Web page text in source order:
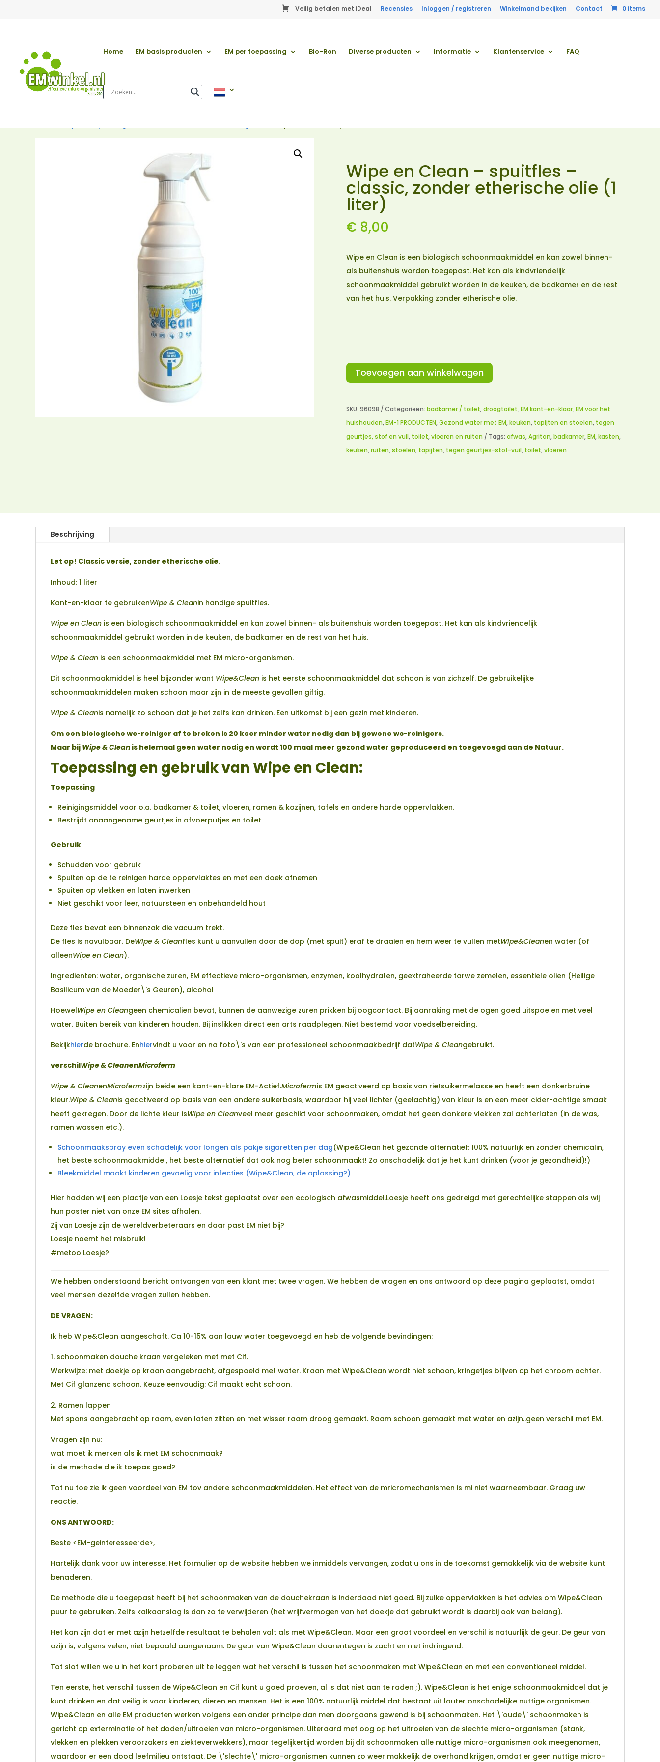
Veilig betalen met iDeal Recensies Inloggen / registreren Winkelmand bekijken Contact 0 items
Home EM basis producten EM per toepassing Bio-Ron Diverse producten Informatie Klantenservice FAQ
Wipe en Clean – spuitfles –
classic, zonder etherische olie (1
liter)
€ 8,00
Wipe en Clean is een biologisch schoonmaakmiddel en kan zowel binnen-
als buitenshuis worden toegepast. Het kan als kindvriendelijk
schoonmaakmiddel gebruikt worden in de keuken, de badkamer en de rest
van het huis. Verpakking zonder etherische olie.
Toevoegen aan winkelwagen
SKU: 96098 Categorieën: badkamer / toilet,droogtoilet,EM kant-en-klaar,EM voor het
huishouden,EM-1 PRODUCTEN,Gezond water met EM,keuken, tapijten en stoelen, tegen
geurtjes, stof en vuil, toilet,vloeren en ruiten Tags: afwas,Agriton,badkamer,EM,kasten,
keuken,ruiten,stoelen, tapijten, tegen geurtjes-stof-vuil, toilet,vloeren
Beschrijving
Let op! Classic versie, zonder etherische olie.
Inhoud: 1 liter
Kant-en-klaar te gebruikenWipe & Cleanin handige spuitfles.
Wipe en Clean is een biologisch schoonmaakmiddel en kan zowel binnen- als buitenshuis worden toegepast. Het kan als kindvriendelijk
schoonmaakmiddel gebruikt worden in de keuken, de badkamer en de rest van het huis.
Wipe & Clean is een schoonmaakmiddel met EM micro-organismen.
Dit schoonmaakmiddel is heel bijzonder want Wipe&Clean is het eerste schoonmaakmiddel dat schoon is van zichzelf. De gebruikelijke
schoonmaakmiddelen maken schoon maar zijn in de meeste gevallen giftig.
Wipe & Cleanis namelijk zo schoon dat je het zelfs kan drinken. Een uitkomst bij een gezin met kinderen.
Om een biologische wc-reiniger af te breken is 20 keer minder water nodig dan bij gewone wc-reinigers.
Maar bij Wipe & Clean is helemaal geen water nodig en wordt 100 maal meer gezond water geproduceerd en toegevoegd aan de Natuur.
Toepassing en gebruik van Wipe en Clean:
Toepassing
Reinigingsmiddel voor o.a. badkamer & toilet, vloeren, ramen & kozijnen, tafels en andere harde oppervlakken.
Bestrijdt onaangename geurtjes in afvoerputjes en toilet.
Gebruik
Schudden voor gebruik
Spuiten op de te reinigen harde oppervlaktes en met een doek afnemen
Spuiten op vlekken en laten inwerken
Niet geschikt voor leer, natuursteen en onbehandeld hout
Deze fles bevat een binnenzak die vacuum trekt.
De fles is navulbaar. DeWipe & Cleanfles kunt u aanvullen door de dop (met spuit) eraf te draaien en hem weer te vullen metWipe&Cleanen water (of
alleenWipe en Clean).
Ingredienten: water, organische zuren, EM effectieve micro-organismen, enzymen, koolhydraten, geextraheerde tarwe zemelen, essentiele olien (Heilige
Basilicum van de Moeder\'s Geuren), alcohol
HoewelWipe en Cleangeen chemicalien bevat, kunnen de aanwezige zuren prikken bij oogcontact. Bij aanraking met de ogen goed uitspoelen met veel
water. Buiten bereik van kinderen houden. Bij inslikken direct een arts raadplegen. Niet bestemd voor voedselbereiding.
Bekijkhierde brochure. Enhiervindt u voor en na foto\'s van een professioneel schoonmaakbedrijf datWipe & Cleangebruikt.
verschilWipe & CleanenMicroferm
Wipe & CleanenMicrofermzijn beide een kant-en-klare EM-Actief.Microfermis EM geactiveerd op basis van rietsuikermelasse en heeft een donkerbruine
kleur.Wipe & Cleanis geactiveerd op basis van een andere suikerbasis, waardoor hij veel lichter (geelachtig) van kleur is en een meer cider-achtige smaak
heeft gekregen. Door de lichte kleur isWipe en Cleanveel meer geschikt voor schoonmaken, omdat het geen donkere vlekken zal achterlaten (in de was,
ramen wassen etc.).
Schoonmaakspray even schadelijk voor longen als pakje sigaretten per dag(Wipe&Clean het gezonde alternatief: 100% natuurlijk en zonder chemicalin,
het beste schoonmaakmiddel, het beste alternatief dat ook nog beter schoonmaakt! Zo onschadelijk dat je het kunt drinken (voor je gezondheid)!)
Bleekmiddel maakt kinderen gevoelig voor infecties (Wipe&Clean, de oplossing?)
Hier hadden wij een plaatje van een Loesje tekst geplaatst over een ecologisch afwasmiddel.Loesje heeft ons gedreigd met gerechtelijke stappen als wij
hun poster niet van onze EM sites afhalen.
Zij van Loesje zijn de wereldverbeteraars en daar past EM niet bij?
Loesje noemt het misbruik!
#metoo Loesje?
We hebben onderstaand bericht ontvangen van een klant met twee vragen. We hebben de vragen en ons antwoord op deze pagina geplaatst, omdat
veel mensen dezelfde vragen zullen hebben.
DE VRAGEN:
Ik heb Wipe&Clean aangeschaft. Ca 10-15% aan lauw water toegevoegd en heb de volgende bevindingen:
1. schoonmaken douche kraan vergeleken met met Cif.
Werkwijze: met doekje op kraan aangebracht, afgespoeld met water. Kraan met Wipe&Clean wordt niet schoon, kringetjes blijven op het chroom achter.
Met Cif glanzend schoon. Keuze eenvoudig: Cif maakt echt schoon.
2. Ramen lappen
Met spons aangebracht op raam, even laten zitten en met wisser raam droog gemaakt. Raam schoon gemaakt met water en azijn..geen verschil met EM.
Vragen zijn nu:
wat moet ik merken als ik met EM schoonmaak?
is de methode die ik toepas goed?
Tot nu toe zie ik geen voordeel van EM tov andere schoonmaakmiddelen. Het effect van de mricromechanismen is mi niet waarneembaar. Graag uw
reactie.
ONS ANTWOORD:
Beste <EM-geinteresseerde>,
Hartelijk dank voor uw interesse. Het formulier op de website hebben we inmiddels vervangen, zodat u ons in de toekomst gemakkelijk via de website kunt
benaderen.
De methode die u toegepast heeft bij het schoonmaken van de douchekraan is inderdaad niet goed. Bij zulke oppervlakken is het advies om Wipe&Clean
puur te gebruiken. Zelfs kalkaanslag is dan zo te verwijderen (het wrijfvermogen van het doekje dat gebruikt wordt is daarbij ook van belang).
Het kan zijn dat er met azijn hetzelfde resultaat te behalen valt als met Wipe&Clean. Maar een groot voordeel en verschil is natuurlijk de geur. De geur van
azijn is, volgens velen, niet bepaald aangenaam. De geur van Wipe&Clean daarentegen is zacht en niet indringend.
Tot slot willen we u in het kort proberen uit te leggen wat het verschil is tussen het schoonmaken met Wipe&Clean en met een conventioneel middel.
Ten eerste, het verschil tussen de Wipe&Clean en Cif kunt u goed proeven, al is dat niet aan te raden ;). Wipe&Clean is het enige schoonmaakmiddel dat je
kunt drinken en dat veilig is voor kinderen, dieren en mensen. Het is een 100% natuurlijk middel dat bestaat uit louter onschadelijke nuttige organismen.
Wipe&Clean en alle EM producten werken volgens een ander principe dan men doorgaans gewend is bij schoonmaken. Het \'oude\' schoonmaken is
gericht op exterminatie of het doden/uitroeien van micro-organismen. Uiteraard met oog op het uitroeien van de slechte micro-organismen (stank,
vlekken en plekken veroorzakers en ziekteverwekkers), maar tegelijkertijd worden bij dit schoonmaken alle nuttige micro-organismen ook meegenomen,
waardoor er een dood leefmilieu ontstaat. De \'slechte\' micro-organismen kunnen zo weer makkelijk de overhand krijgen, omdat er geen nuttige micro-